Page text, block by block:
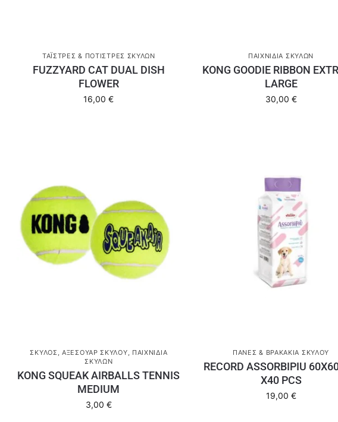
ΤΑΪ́ΣΤΡΕΣ & ΠΟΤΊΣΤΡΕΣ ΣΚΎΛΩΝ
FUZZYARD CAT DUAL DISH
FLOWER
16,00€
ΠΑΙΧΝΊΔΙΑ ΣΚΎΛΩΝ
KONG GOODIE RIBBON
LARGE
30,00 €
ΣΚΎΛΟΣ ,ΑΞΕΣΟΥΆΡ ΣΚΎΛΟΥ
ΠΑΙΧΝΊΔΙΑ
ΣΚΎΛΩΝ
KONG SQUEAK AIRBALLS TENNIS
MEDIUM
3,00 €
ΠΆΝΕΣ & ΒΡΑΚΆΚΙΑ ΣΚΎΛΟΥ
RECORD ASSORBIPIU
X40 PCS
19,00 €